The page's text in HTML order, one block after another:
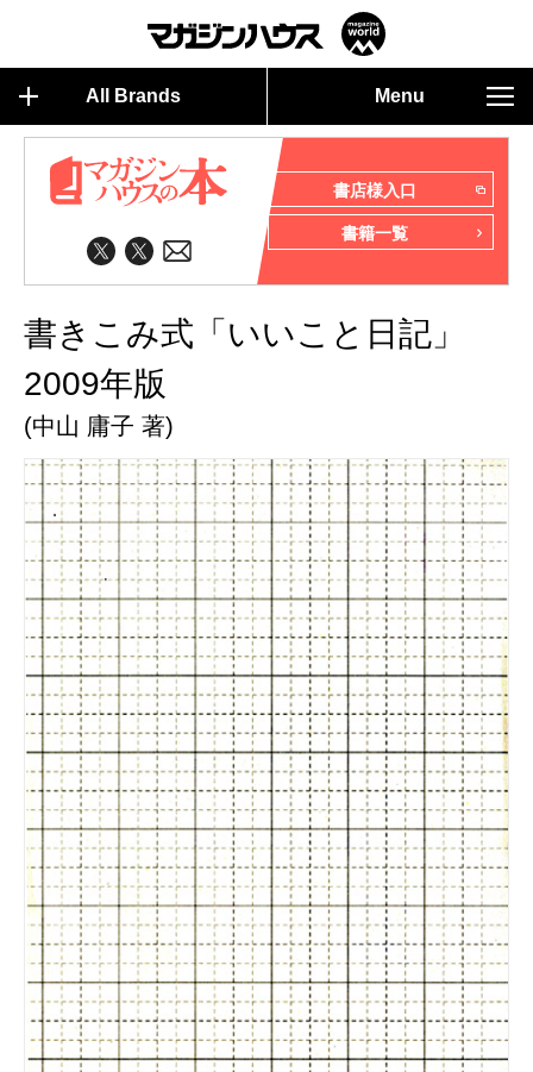
All Brands Menu
書店様入口
書籍一覧
書きこみ式「いいこと日記」
2009年版
(中山 庸子 著)